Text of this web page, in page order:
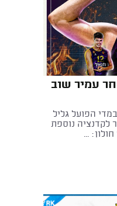
עמיר שוב
הפועל גליל
הגארד בן ה-27 חזר לקדנציה נוספת
...